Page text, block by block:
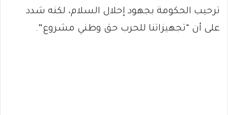
ترحيب الحكومة بجهود إحلال السلام، لكنه شدد
على أن “تجهيزاتنا للحرب حق وطني مشروع”.